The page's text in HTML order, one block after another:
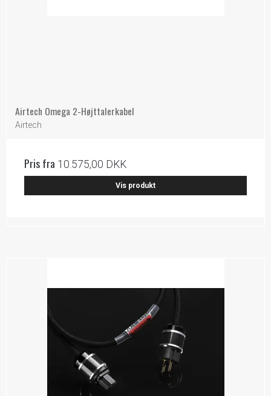
Airtech Omega 2-Højttalerkabel
Airtech
Pris fra 10.575,00 DKK
Vis produkt